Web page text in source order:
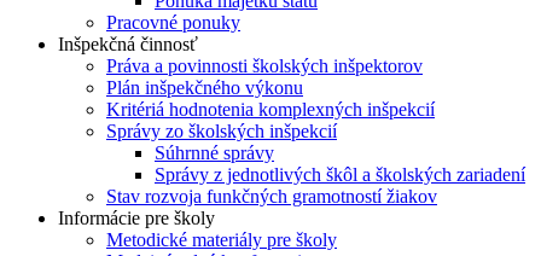
Pracovné ponuky
Inšpekčná činnosť
Práva a povinnosti školských inšpektorov
Plán inšpekčného výkonu
Kritériá hodnotenia komplexných inšpekcií
Správy zo školských inšpekcií
Súhrnné správy
Správy z jednotlivých škôl a školských zariadení
Stav rozvoja funkčných gramotností žiakov
Informácie pre školy
Metodické materiály pre školy